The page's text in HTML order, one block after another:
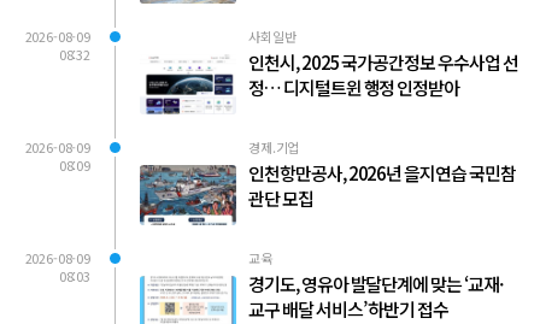
2026-08-09
08:32
사회일반
인천시, 2025 국가공간정보 우수사업 선
정… 디지털트윈 행정 인정받아
2026-08-09
08:09
경제.기업
인천항만공사, 2026년 을지연습 국민참
관단 모집
2026-08-09
08:03
교육
경기도, 영유아 발달단계에 맞는 ‘교재·
교구 배달 서비스’ 하반기 접수